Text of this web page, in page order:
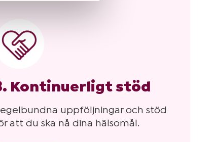
Kontinuerligt stöd
uppföljningar och stöd
att du ska nå dina hälsomål.